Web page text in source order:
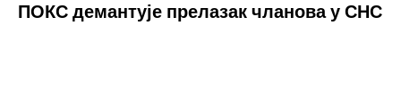
ПОКС демантује прелазак чланова у СНС